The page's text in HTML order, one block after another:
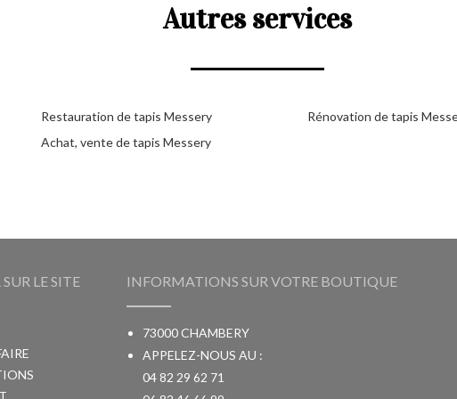
Autres services
Restauration de tapis Messery
Achat, vente de tapis Messery
Rénovation de tapis
LE SITE INFORMATIONS SUR VOTRE BOUTIQUE
73000 CHAMBERY
APPELEZ-NOUS AU :
04 82 29 62 71